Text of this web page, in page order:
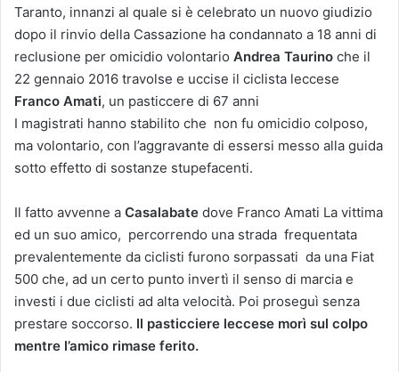
Taranto, innanzi al quale si è celebrato un nuovo giudizio
dopo il rinvio della Cassazione ha condannato a 18 anni di
reclusione per omicidio volontario Andrea Taurino che il
22 gennaio 2016 travolse e uccise il ciclista leccese
Franco Amati, un pasticcere di 67 anni
I magistrati hanno stabilito che non fu omicidio colposo,
ma volontario, con l’aggravante di essersi messo alla guida
sotto effetto di sostanze stupefacenti.
Il fatto avvenne a Casalabate dove Franco Amati La vittima
ed un suo amico, percorrendo una strada frequentata
prevalentemente da ciclisti furono sorpassati da una Fiat
500 che, ad un certo punto invertì il senso di marcia e
investi i due ciclisti ad alta velocità. Poi proseguì senza
prestare soccorso. Il pasticciere leccese morì sul colpo
mentre l’amico rimase ferito.